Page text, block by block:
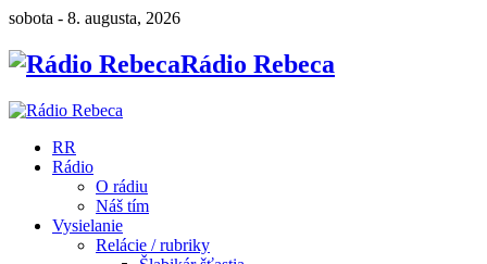
sobota - 8. augusta, 2026
Rádio Rebeca
RR
Rádio
O rádiu
Náš tím
Vysielanie
Relácie / rubriky